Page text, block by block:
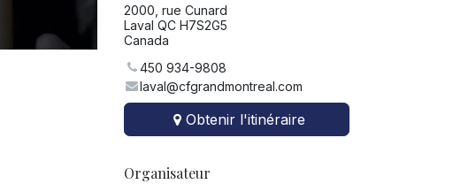
2000, rue Cunard
Laval QC H7S2G5
Canada
450 934-9808
laval@cfgrandmontreal.com
Obtenir l'itinéraire
Organisateur